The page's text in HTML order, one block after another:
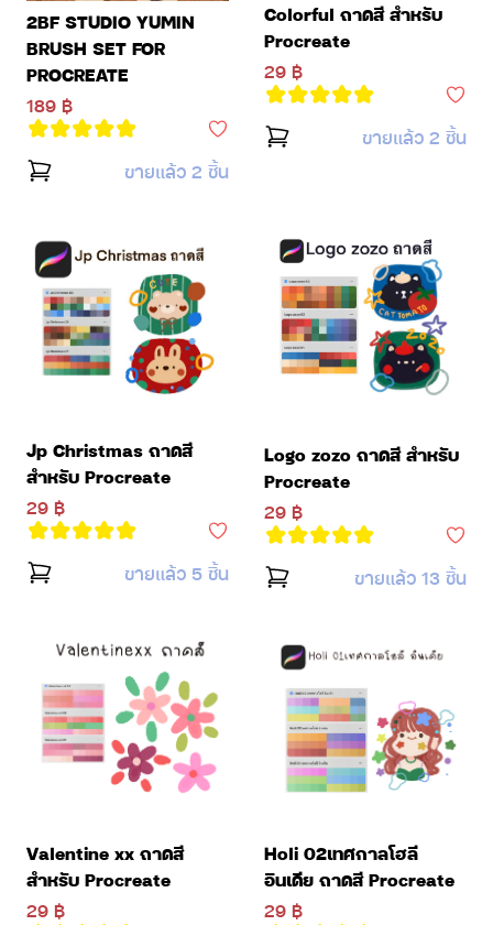
2BF STUDIO YUMIN
BRUSH SET FOR
PROCREATE
189 ฿
ขายแล้ว 2 ชิ้น
Colorful ถาดสี สำหรับ
Procreate
29 ฿
ขายแล้ว 2 ชิ้น
Jp Christmas ถาดสี
สำหรับ Procreate
29 ฿
ขายแล้ว 5 ชิ้น
Logo zozo ถาดสี สำหรับ
Procreate
29 ฿
ขายแล้ว 13 ชิ้น
Valentine xx ถาดสี
สำหรับ Procreate
29 ฿
Holi 02เทศกาลโฮลี
อินเดีย ถาดสี Procreate
29 ฿